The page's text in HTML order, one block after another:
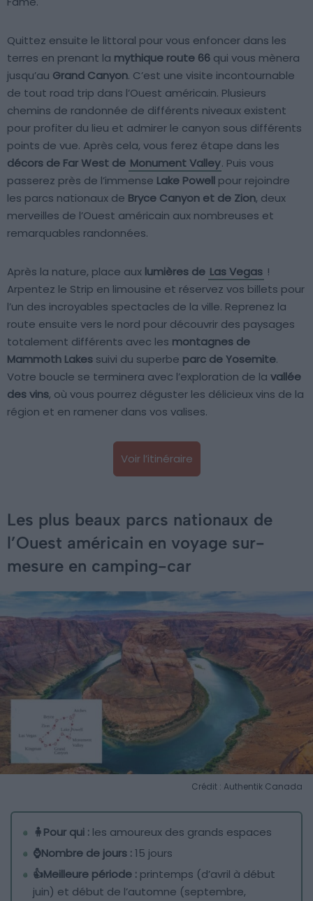
Quittez ensuite le littoral pour vous enfoncer dans les
terres en prenant la mythique route 66 qui vous mènera
jusqu’au Grand Canyon. C’est une visite incontournable
de tout road trip dans l’Ouest américain. Plusieurs
chemins de randonnée de différents niveaux existent
pour profiter du lieu et admirer le canyon sous différents
points de vue. Après cela, vous ferez étape dans les
décors de Far West de Monument Valley. Puis vous
passerez près de l’immense Lake Powell pour rejoindre
les parcs nationaux de Bryce Canyon et de Zion, deux
merveilles de l’Ouest américain aux nombreuses et
remarquables randonnées.
Après la nature, place aux lumières de Las Vegas !
Arpentez le Strip en limousine et réservez vos billets pour
l’un des incroyables spectacles de la ville. Reprenez la
route ensuite vers le nord pour découvrir des paysages
totalement différents avec les montagnes de
Mammoth Lakes suivi du superbe parc de Yosemite.
Votre boucle se terminera avec l’exploration de la vallée
des vins, où vous pourrez déguster les délicieux vins de la
région et en ramener dans vos valises.
Voir l’itinéraire
Les plus beaux parcs nationaux de
l’Ouest américain en voyage sur-
mesure en camping-car
Crédit : Authentik Canada
🧍Pour qui : les amoureux des grands espaces
⌚Nombre de jours :15 jours
👍Meilleure période : printemps (d’avril à début
juin) et début de l’automne (septembre,